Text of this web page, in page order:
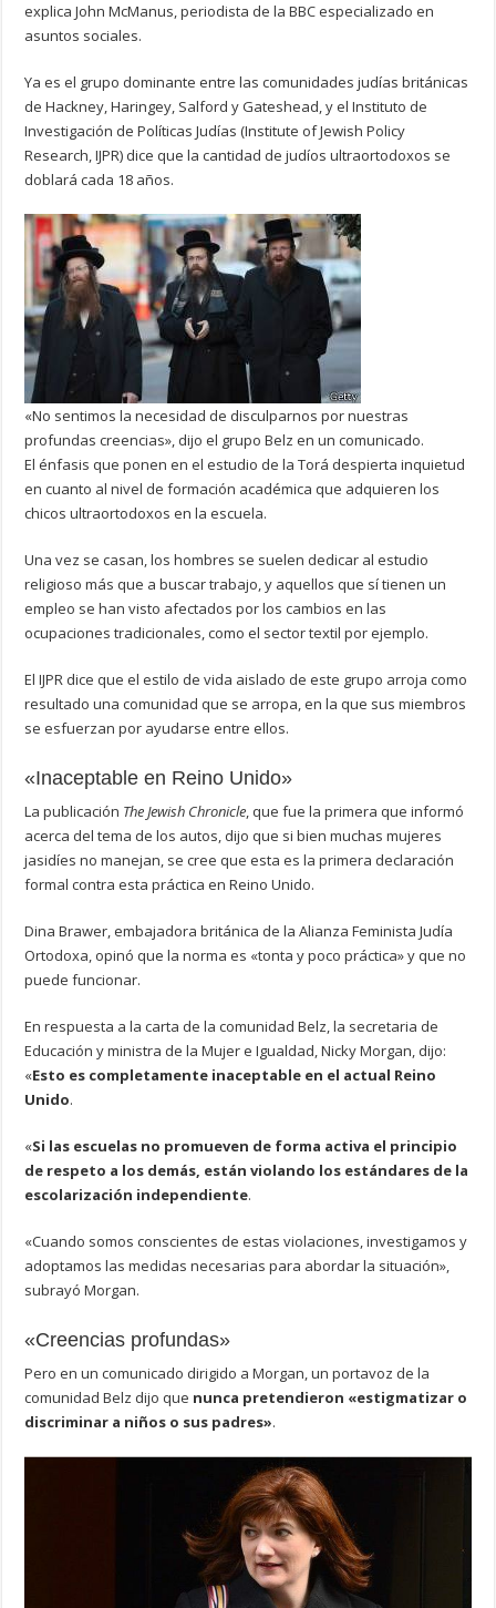
explica John McManus, periodista de la BBC especializado en
asuntos sociales.
Ya es el grupo dominante entre las comunidades judías británicas
de Hackney, Haringey, Salford y Gateshead, y el Instituto de
Investigación de Políticas Judías (Institute of Jewish Policy
Research, IJPR) dice que la cantidad de judíos ultraortodoxos se
doblará cada 18 años.
«No sentimos la necesidad de disculparnos por nuestras
profundas creencias», dijo el grupo Belz en un comunicado.
El énfasis que ponen en el estudio de la Torá despierta inquietud
en cuanto al nivel de formación académica que adquieren los
chicos ultraortodoxos en la escuela.
Una vez se casan, los hombres se suelen dedicar al estudio
religioso más que a buscar trabajo, y aquellos que sí tienen un
empleo se han visto afectados por los cambios en las
ocupaciones tradicionales, como el sector textil por ejemplo.
El IJPR dice que el estilo de vida aislado de este grupo arroja como
resultado una comunidad que se arropa, en la que sus miembros
se esfuerzan por ayudarse entre ellos.
«Inaceptable en Reino Unido»
La publicación The Jewish Chronicle, que fue la primera que informó
acerca del tema de los autos, dijo que si bien muchas mujeres
jasidíes no manejan, se cree que esta es la primera declaración
formal contra esta práctica en Reino Unido.
Dina Brawer, embajadora británica de la Alianza Feminista Judía
Ortodoxa, opinó que la norma es «tonta y poco práctica» y que no
puede funcionar.
En respuesta a la carta de la comunidad Belz, la secretaria de
Educación y ministra de la Mujer e Igualdad, Nicky Morgan, dijo:
«Esto es completamente inaceptable en el actual Reino
Unido.
«Si las escuelas no promueven de forma activa el principio
de respeto a los demás, están violando los estándares de la
escolarización independiente.
«Cuando somos conscientes de estas violaciones, investigamos y
adoptamos las medidas necesarias para abordar la situación»,
subrayó Morgan.
«Creencias profundas»
Pero en un comunicado dirigido a Morgan, un portavoz de la
comunidad Belz dijo que nunca pretendieron «estigmatizar o
discriminar a niños o sus padres».